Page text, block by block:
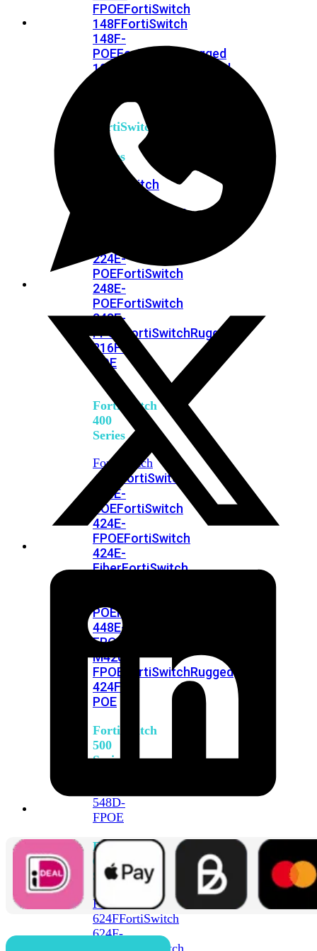
FPOEFortiSwitch
148FFortiSwitch
148F-
POEFortiSwitchRugged
108F
FortiSwitchRugged
FortiSwitch
200
Series
FortiSwitch
FortiSwitch
224E-
POEFortiSwitch
248E-
POEFortiSwitch
248E-
FPOE
FortiSwitchRugged
216F-
POE
FortiSwitch
400
Series
FortiSwitch
424E
FortiSwitch
424E-
POEFortiSwitch
424E-
FPOEFortiSwitch
424E-
FiberFortiSwitch
POEFortiSwitch
448E-
FPOE
M426E-
FPOE
FortiSwitchRugged
424F-
POE
FortiSwitch
500
Series
548D-
FPOE
FortiSwitch
600
Series
FortiSwitch
624FFortiSwitch
624F-
FortiSwitch